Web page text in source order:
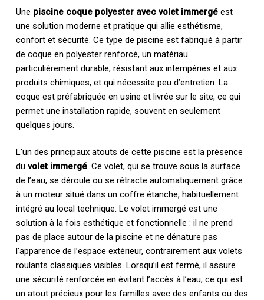
Une piscine coque polyester avec volet immergéest
une solution moderne et pratique qui allie esthétisme,
confort et sécurité. Ce type de piscine est fabriqué à partir
de coque en polyester renforcé, un matériau
particulièrement durable, résistant aux intempéries et aux
produits chimiques, et qui nécessite peu d’entretien. La
coque est préfabriquée en usine et livrée sur le site, ce qui
permet une installation rapide, souvent en seulement
quelques jours.
L’un des principaux atouts de cette piscine est la présence
du volet immergé. Ce volet, qui se trouve sous la surface
de l’eau, se déroule ou se rétracte automatiquement grâce
à un moteur situé dans un coffre étanche, habituellement
intégré au local technique. Le volet immergé est une
solution à la fois esthétique et fonctionnelle : il ne prend
pas de place autour de la piscine et ne dénature pas
l’apparence de l’espace extérieur, contrairement aux volets
roulants classiques visibles. Lorsqu’il est fermé, il assure
une sécurité renforcée en évitant l’accès à l’eau, ce qui est
un atout précieux pour les familles avec des enfants ou des